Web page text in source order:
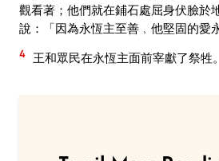
觀看著；他們就在鋪石處屈身伏臉於
說：「因為永恆主至善﹐他堅固的愛
4 王和眾民在永恆主面前宰獻了祭牲。